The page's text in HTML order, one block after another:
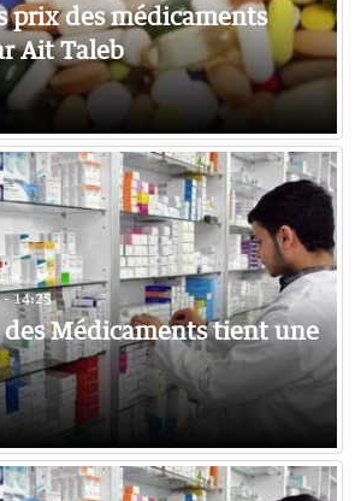
prix des médicaments
Ait Taleb
- 14:25
Médicaments tient une